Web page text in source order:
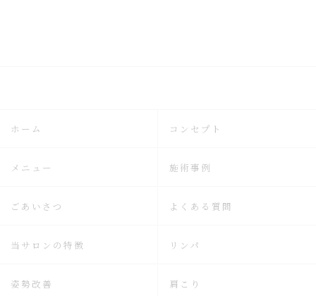
ホーム コンセプト
メニュー 施術事例
ごあいさつ よくある質問
当サロンの特徴 リンパ
姿勢改善 肩こり